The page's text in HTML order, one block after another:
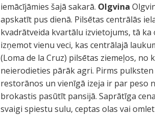
iemācījāmies šajā sakarā. Olgvina
apskatīt pus dienā. Pilsētas centrālās
kvadrātveida kvartālu izvietojums, tā
izņemot vienu veci, kas centrālajā
(Loma de la Cruz) pilsētas ziemeļos,
neierodieties pārāk agri. Pirms
restorānos un vienīgā izeja ir par peso
brokastis pasūtīt pansijā. Saprātīga
svaigi spiestu sulu, ceptas olas vai